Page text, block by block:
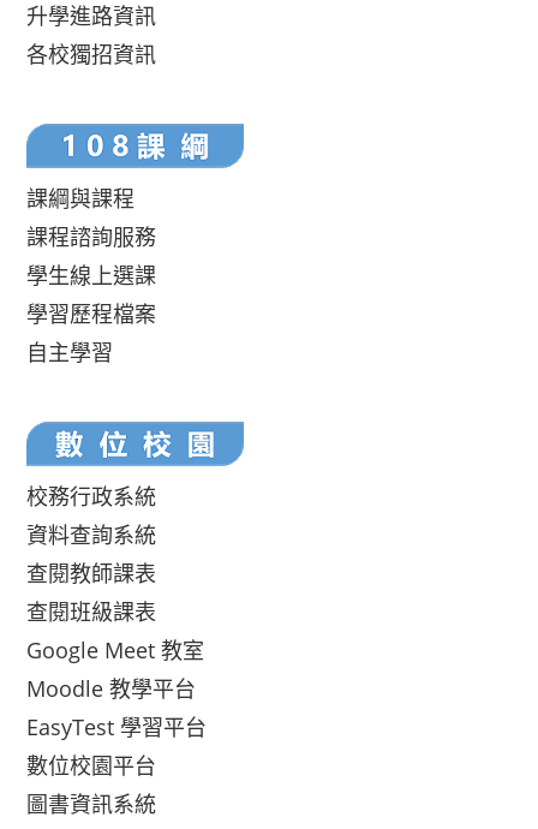
升學進路資訊
各校獨招資訊
課綱與課程
課程諮詢服務
學生線上選課
學習歷程檔案
自主學習
校務行政系統
資料查詢系統
查閱教師課表
查閱班級課表
Google Meet 教室
Moodle 教學平台
EasyTest 學習平台
數位校園平台
圖書資訊系統